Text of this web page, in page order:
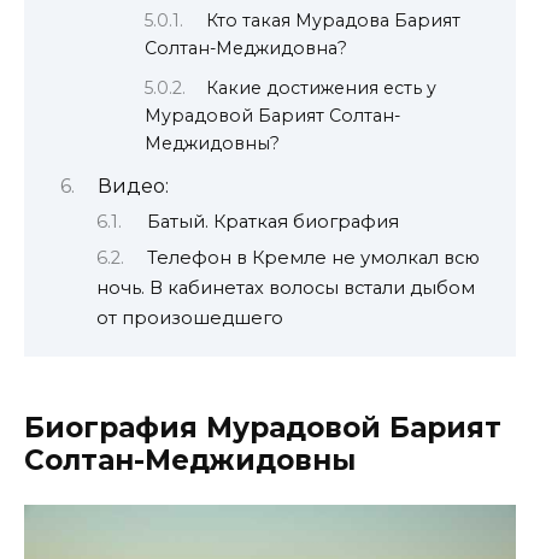
Кто такая Мурадова Барият
Солтан-Меджидовна?
Какие достижения есть у
Мурадовой Барият Солтан-
Меджидовны?
Видео:
Батый. Краткая биография
Телефон в Кремле не умолкал всю
ночь. В кабинетах волосы встали дыбом
от произошедшего
Биография Мурадовой Барият
Солтан-Меджидовны